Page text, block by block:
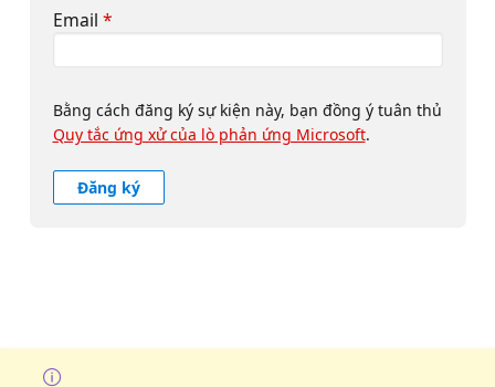
Email *
Bằng cách đăng ký sự kiện này, bạn đồng ý tuân thủ
Quy tắc ứng xử của lò phản ứng Microsoft.
Đăng ký